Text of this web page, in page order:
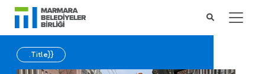
.Title}}